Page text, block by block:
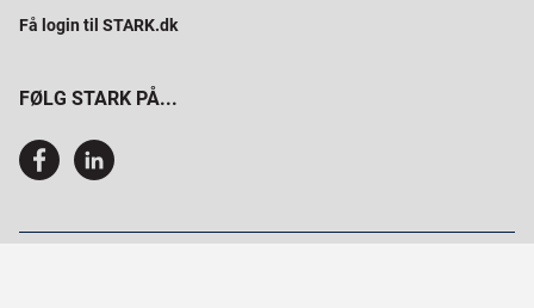
Få login til STARK.dk
FØLG STARK PÅ...